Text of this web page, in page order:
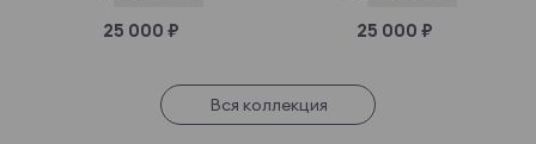
25 000 ₽ 25 000 ₽
Вся коллекция